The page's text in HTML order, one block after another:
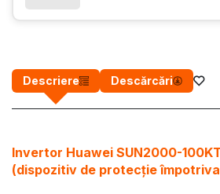
Descriere Descărcări
Invertor Huawei SUN2000-
(dispozitiv de protecție